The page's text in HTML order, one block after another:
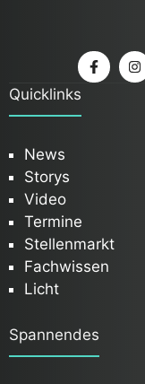
Quicklinks
News
Storys
Video
Termine
Stellenmarkt
Fachwissen
Licht
Spannendes